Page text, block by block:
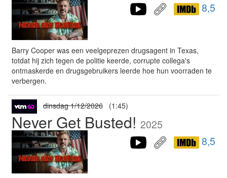
8,5
Barry Cooper was een veelgeprezen drugsagent in Texas,
totdat hij zich tegen de politie keerde, corrupte collega's
ontmaskerde en drugsgebruikers leerde hoe hun voorraden te
verbergen.
dinsdag 1/12/2026 (1:45)
Never Get Busted! 2025
8,5